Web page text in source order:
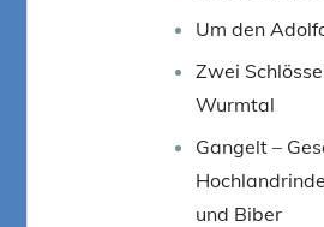
Um den
Zwei
Wurmtal
Gangelt –
und Biber